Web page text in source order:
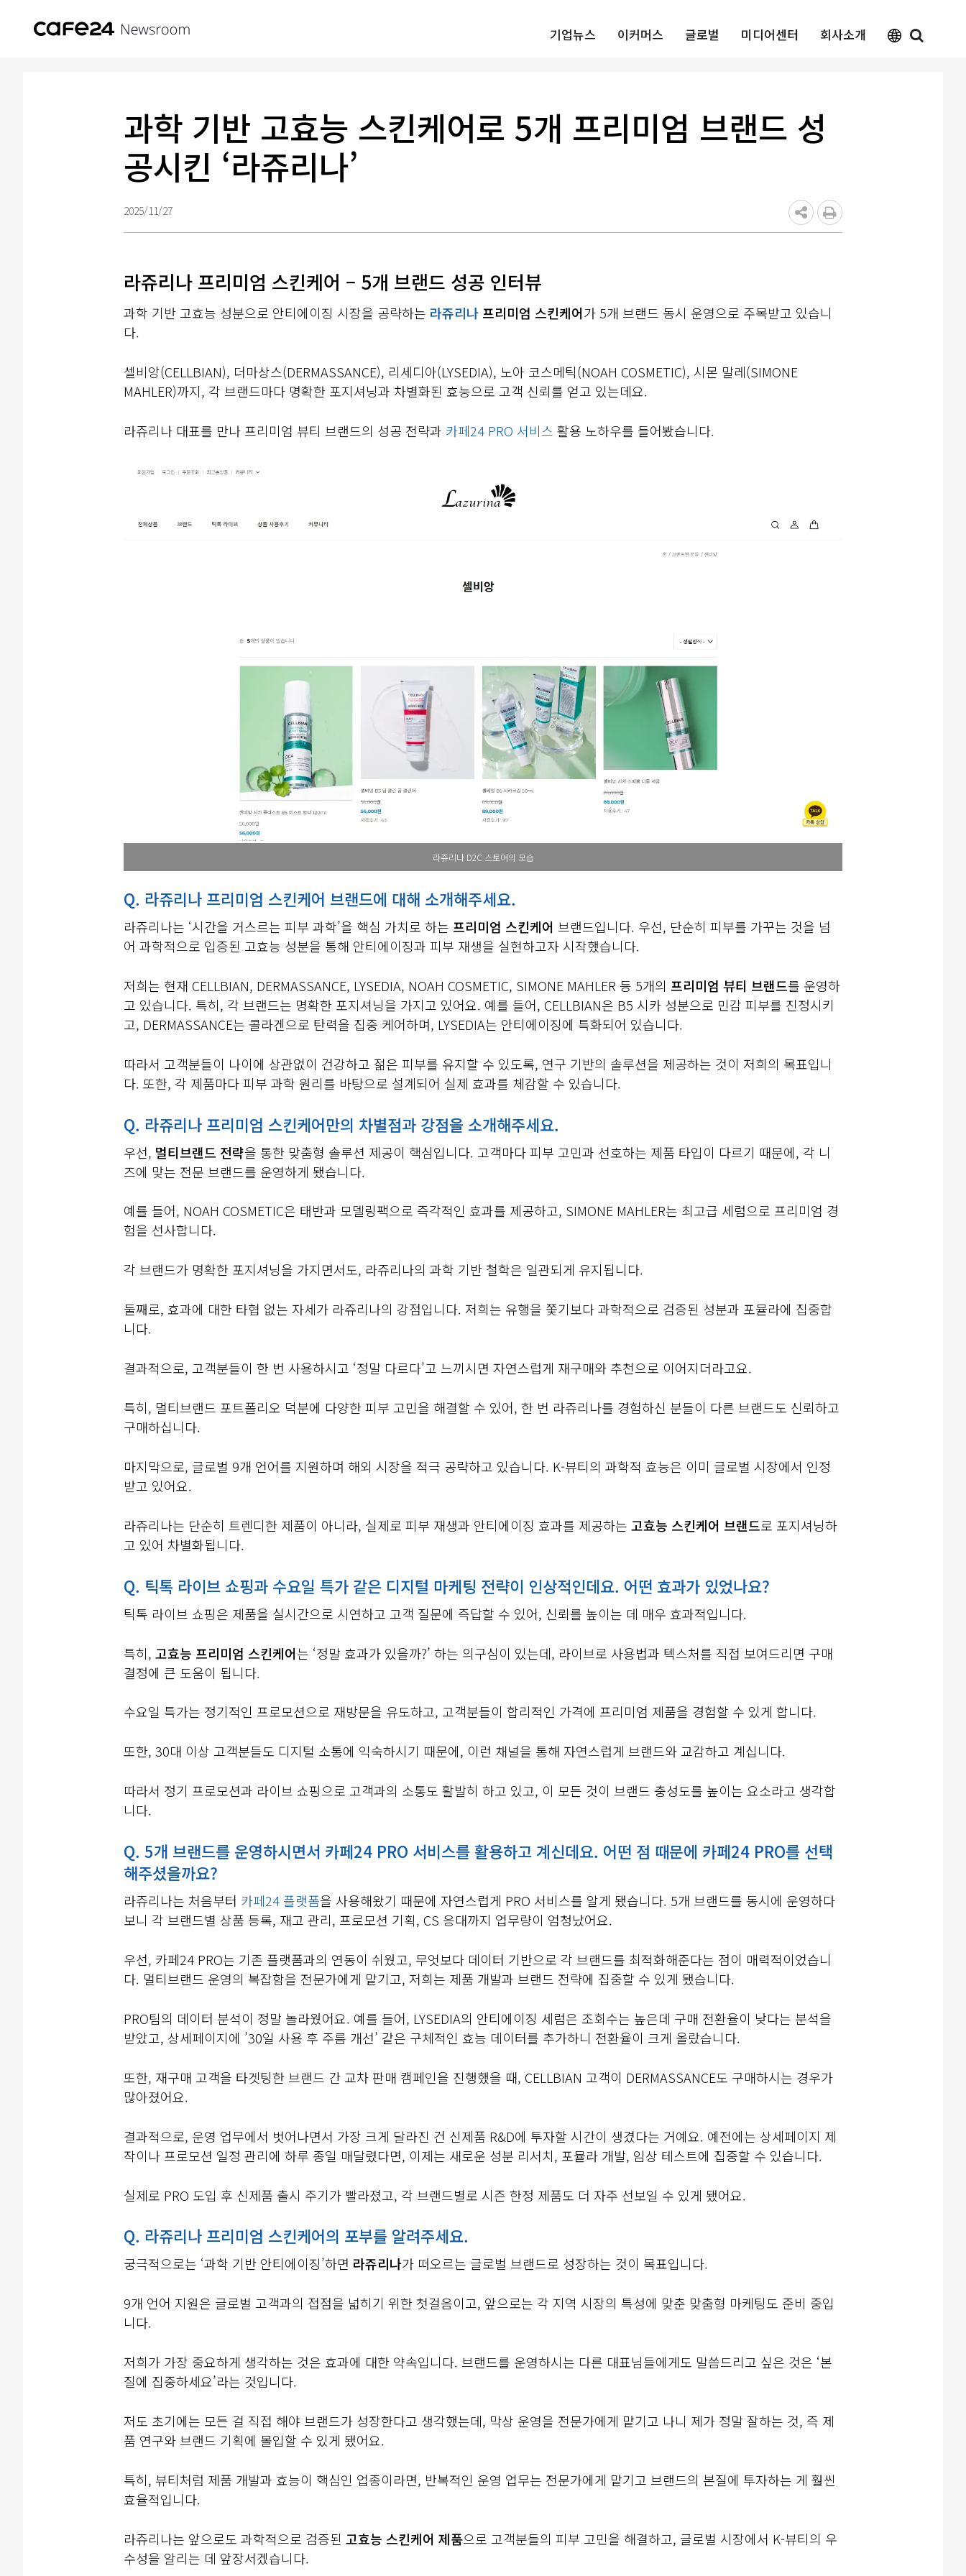
기업뉴스 이커머스 글로벌 미디어센터 회사소개
과학 기반 고효능 스킨케어로 5개 프리미엄 브랜드 성
공시킨 ‘라쥬리나’
2025/11/27
라쥬리나 프리미엄 스킨케어 – 5개 브랜드 성공 인터뷰
과학 기반 고효능 성분으로 안티에이징 시장을 공략하는 라쥬리나 프리미엄 스킨케어가 5개 브랜드 동시 운영으로 주목받고 있습니
다.
셀비앙(CELLBIAN), 더마상스(DERMASSANCE), 리세디아(LYSEDIA), 노아 코스메틱(NOAH COSMETIC), 시몬 말레(SIMONE
MAHLER)까지, 각 브랜드마다 명확한 포지셔닝과 차별화된 효능으로 고객 신뢰를 얻고 있는데요.
라쥬리나 대표를 만나 프리미엄 뷰티 브랜드의 성공 전략과 카페24 PRO 서비스 활용 노하우를 들어봤습니다.
라쥬리나 D2C 스토어의 모습
Q. 라쥬리나 프리미엄 스킨케어 브랜드에 대해 소개해주세요.
라쥬리나는 ‘시간을 거스르는 피부 과학’을 핵심 가치로 하는 프리미엄 스킨케어 브랜드입니다. 우선, 단순히 피부를 가꾸는 것을 넘
어 과학적으로 입증된 고효능 성분을 통해 안티에이징과 피부 재생을 실현하고자 시작했습니다.
저희는 현재 CELLBIAN, DERMASSANCE, LYSEDIA, NOAH COSMETIC, SIMONE MAHLER 등 5개의 프리미엄 뷰티 브랜드를 운영하
고 있습니다. 특히, 각 브랜드는 명확한 포지셔닝을 가지고 있어요. 예를 들어, CELLBIAN은 B5 시카 성분으로 민감 피부를 진정시키
고, DERMASSANCE는 콜라겐으로 탄력을 집중 케어하며, LYSEDIA는 안티에이징에 특화되어 있습니다.
따라서 고객분들이 나이에 상관없이 건강하고 젊은 피부를 유지할 수 있도록, 연구 기반의 솔루션을 제공하는 것이 저희의 목표입니
다. 또한, 각 제품마다 피부 과학 원리를 바탕으로 설계되어 실제 효과를 체감할 수 있습니다.
Q. 라쥬리나 프리미엄 스킨케어만의 차별점과 강점을 소개해주세요.
우선, 멀티브랜드 전략을 통한 맞춤형 솔루션 제공이 핵심입니다. 고객마다 피부 고민과 선호하는 제품 타입이 다르기 때문에, 각 니
즈에 맞는 전문 브랜드를 운영하게 됐습니다.
예를 들어, NOAH COSMETIC은 태반과 모델링팩으로 즉각적인 효과를 제공하고, SIMONE MAHLER는 최고급 세럼으로 프리미엄 경
험을 선사합니다.
각 브랜드가 명확한 포지셔닝을 가지면서도, 라쥬리나의 과학 기반 철학은 일관되게 유지됩니다.
둘째로, 효과에 대한 타협 없는 자세가 라쥬리나의 강점입니다. 저희는 유행을 쫓기보다 과학적으로 검증된 성분과 포뮬라에 집중합
니다.
결과적으로, 고객분들이 한 번 사용하시고 ‘정말 다르다’고 느끼시면 자연스럽게 재구매와 추천으로 이어지더라고요.
특히, 멀티브랜드 포트폴리오 덕분에 다양한 피부 고민을 해결할 수 있어, 한 번 라쥬리나를 경험하신 분들이 다른 브랜드도 신뢰하고
구매하십니다.
마지막으로, 글로벌 9개 언어를 지원하며 해외 시장을 적극 공략하고 있습니다. K-뷰티의 과학적 효능은 이미 글로벌 시장에서 인정
받고 있어요.
라쥬리나는 단순히 트렌디한 제품이 아니라, 실제로 피부 재생과 안티에이징 효과를 제공하는 고효능 스킨케어 브랜드로 포지셔닝하
고 있어 차별화됩니다.
Q. 틱톡 라이브 쇼핑과 수요일 특가 같은 디지털 마케팅 전략이 인상적인데요. 어떤 효과가 있었나요?
틱톡 라이브 쇼핑은 제품을 실시간으로 시연하고 고객 질문에 즉답할 수 있어, 신뢰를 높이는 데 매우 효과적입니다.
특히, 고효능 프리미엄 스킨케어는 ‘정말 효과가 있을까?’ 하는 의구심이 있는데, 라이브로 사용법과 텍스처를 직접 보여드리면 구매
결정에 큰 도움이 됩니다.
수요일 특가는 정기적인 프로모션으로 재방문을 유도하고, 고객분들이 합리적인 가격에 프리미엄 제품을 경험할 수 있게 합니다.
또한, 30대 이상 고객분들도 디지털 소통에 익숙하시기 때문에, 이런 채널을 통해 자연스럽게 브랜드와 교감하고 계십니다.
따라서 정기 프로모션과 라이브 쇼핑으로 고객과의 소통도 활발히 하고 있고, 이 모든 것이 브랜드 충성도를 높이는 요소라고 생각합
니다.
Q. 5개 브랜드를 운영하시면서 카페24 PRO 서비스를 활용하고 계신데요. 어떤 점 때문에 카페24 PRO를 선택
해주셨을까요?
라쥬리나는 처음부터 카페24 플랫폼을 사용해왔기 때문에 자연스럽게 PRO 서비스를 알게 됐습니다. 5개 브랜드를 동시에 운영하다
보니 각 브랜드별 상품 등록, 재고 관리, 프로모션 기획, CS 응대까지 업무량이 엄청났어요.
우선, 카페24 PRO는 기존 플랫폼과의 연동이 쉬웠고, 무엇보다 데이터 기반으로 각 브랜드를 최적화해준다는 점이 매력적이었습니
다. 멀티브랜드 운영의 복잡함을 전문가에게 맡기고, 저희는 제품 개발과 브랜드 전략에 집중할 수 있게 됐습니다.
PRO팀의 데이터 분석이 정말 놀라웠어요. 예를 들어, LYSEDIA의 안티에이징 세럼은 조회수는 높은데 구매 전환율이 낮다는 분석을
받았고, 상세페이지에 ’30일 사용 후 주름 개선’ 같은 구체적인 효능 데이터를 추가하니 전환율이 크게 올랐습니다.
또한, 재구매 고객을 타겟팅한 브랜드 간 교차 판매 캠페인을 진행했을 때, CELLBIAN 고객이 DERMASSANCE도 구매하시는 경우가
많아졌어요.
결과적으로, 운영 업무에서 벗어나면서 가장 크게 달라진 건 신제품 R&D에 투자할 시간이 생겼다는 거예요. 예전에는 상세페이지 제
작이나 프로모션 일정 관리에 하루 종일 매달렸다면, 이제는 새로운 성분 리서치, 포뮬라 개발, 임상 테스트에 집중할 수 있습니다.
실제로 PRO 도입 후 신제품 출시 주기가 빨라졌고, 각 브랜드별로 시즌 한정 제품도 더 자주 선보일 수 있게 됐어요.
Q. 라쥬리나 프리미엄 스킨케어의 포부를 알려주세요.
궁극적으로는 ‘과학 기반 안티에이징’하면 라쥬리나가 떠오르는 글로벌 브랜드로 성장하는 것이 목표입니다.
9개 언어 지원은 글로벌 고객과의 접점을 넓히기 위한 첫걸음이고, 앞으로는 각 지역 시장의 특성에 맞춘 맞춤형 마케팅도 준비 중입
니다.
저희가 가장 중요하게 생각하는 것은 효과에 대한 약속입니다. 브랜드를 운영하시는 다른 대표님들에게도 말씀드리고 싶은 것은 ‘본
질에 집중하세요’라는 것입니다.
저도 초기에는 모든 걸 직접 해야 브랜드가 성장한다고 생각했는데, 막상 운영을 전문가에게 맡기고 나니 제가 정말 잘하는 것, 즉 제
품 연구와 브랜드 기획에 몰입할 수 있게 됐어요.
특히, 뷰티처럼 제품 개발과 효능이 핵심인 업종이라면, 반복적인 운영 업무는 전문가에게 맡기고 브랜드의 본질에 투자하는 게 훨씬
효율적입니다.
라쥬리나는 앞으로도 과학적으로 검증된 고효능 스킨케어 제품으로 고객분들의 피부 고민을 해결하고, 글로벌 시장에서 K-뷰티의 우
수성을 알리는 데 앞장서겠습니다.